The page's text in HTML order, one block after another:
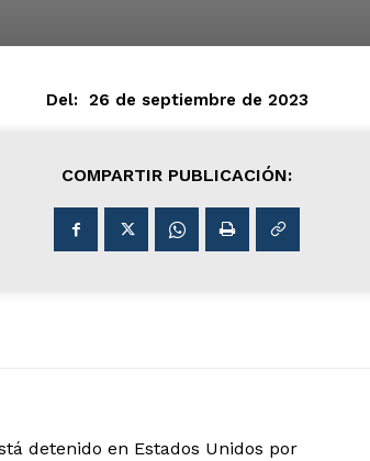
Del: 26 de septiembre de 2023
COMPARTIR PUBLICACIÓN:
detenido en Estados Unidos por